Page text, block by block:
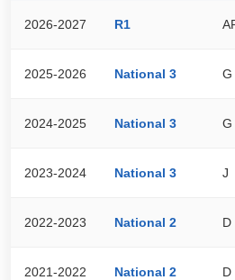
2026-2027 R1
2025-2026 National 3 G
2024-2025 National 3 G
2023-2024 National 3 J
2022-2023 National 2 D
2021-2022 National 2 D